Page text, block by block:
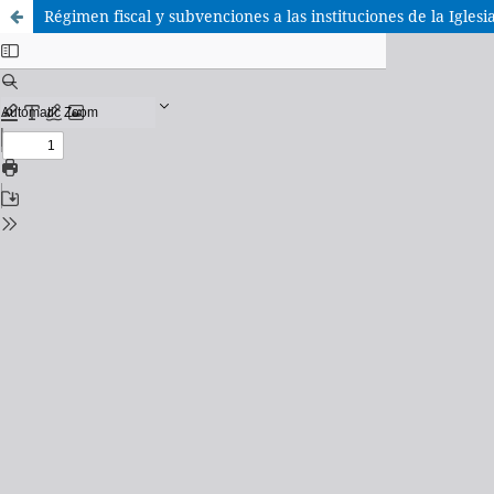
Régimen fiscal y subvenciones a las instituciones de la